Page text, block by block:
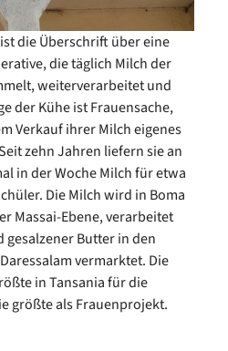
die Überschrift über eine
die täglich Milch der
weiterverarbeitet und
der Kühe ist Frauensache,
Verkauf ihrer Milch eigenes
zehn Jahren liefern sie an
in der Woche Milch für etwa
Die Milch wird in Boma
Massai-Ebene, verarbeitet
Butter in den
vermarktet. Die
in Tansania für die
größte als Frauenprojekt.